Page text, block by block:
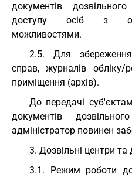
документів
доступу осіб з
можливостями.
2.5. Для збереження
справ, журналів обліку/
приміщення (архів).
До передачі
документів
адміністратор повинен
3. Дозвільні центри та
3.1. Режим роботи